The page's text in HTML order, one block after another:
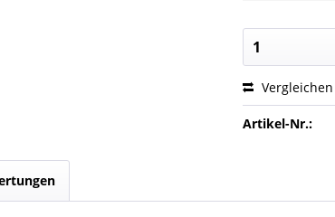
Vergleichen
Artikel-Nr.: